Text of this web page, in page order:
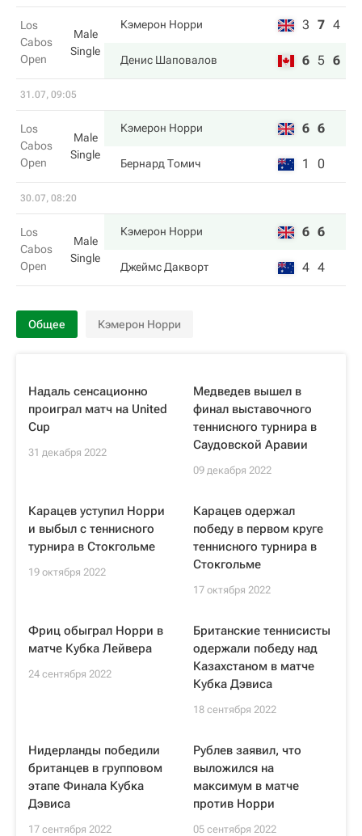
Los
Cabos
Open
Male
Single
Кэмерон Норри 3 7 4
Денис Шаповалов 6 5 6
31.07, 09:05
Los
Cabos
Open
Male
Single
Кэмерон Норри 6 6
Бернард Томич 1 0
30.07, 08:20
Los
Cabos
Open
Male
Single
Кэмерон Норри 6 6
Джеймс Дакворт 4 4
Общее Кэмерон Норри
Надаль сенсационно
проиграл матч на United
Cup
31 декабря 2022
Медведев вышел в
финал выставочного
теннисного турнира в
Саудовской Аравии
09 декабря 2022
Карацев уступил Норри
и выбыл с теннисного
турнира в Стокгольме
19 октября 2022
Карацев одержал
победу в первом круге
теннисного турнира в
Стокгольме
17 октября 2022
Фриц обыграл Норри в
матче Кубка Лейвера
24 сентября 2022
Британские теннисисты
одержали победу над
Казахстаном в матче
Кубка Дэвиса
18 сентября 2022
Нидерланды победили
британцев в групповом
этапе Финала Кубка
Дэвиса
17 сентября 2022
Рублев заявил, что
выложился на
максимум в матче
против Норри
05 сентября 2022